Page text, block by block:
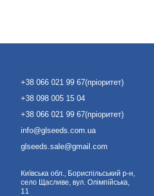
+38 066 021 99 67(пріоритет)
+38 098 005 15 04
+38 066 021 99 67(пріоритет)
info@glseeds.com.ua
glseeds.sale@gmail.com
Київська обл., Бориспільський р-н,
село Щасливе, вул. Олімпійська,
11